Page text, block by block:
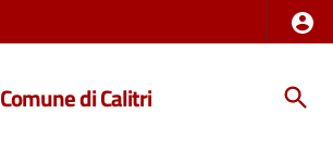
Comune di Calitri